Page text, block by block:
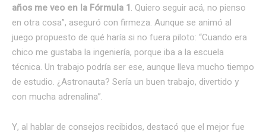
años me veo en la Fórmula 1. Quiero seguir acá, no pienso
en otra cosa”, aseguró con firmeza. Aunque se animó al
juego propuesto de qué haría si no fuera piloto: “Cuando era
chico me gustaba la ingeniería, porque iba a la escuela
técnica. Un trabajo podría ser ese, aunque lleva mucho tiempo
de estudio. ¿Astronauta? Sería un buen trabajo, divertido y
con mucha adrenalina”.
Y, al hablar de consejos recibidos, destacó que el mejor fue